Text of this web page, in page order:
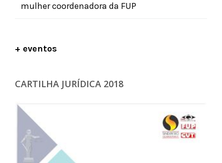
mulher coordenadora da FUP
+ eventos
CARTILHA JURÍDICA 2018